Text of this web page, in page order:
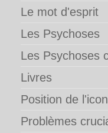
Le mot d'esprit
Les Psychoses
Les Psychoses
Livres
Position de
Problèmes